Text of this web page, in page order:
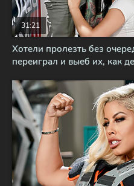
Хотели пролезть без
переиграл и выеб их, как
31:21